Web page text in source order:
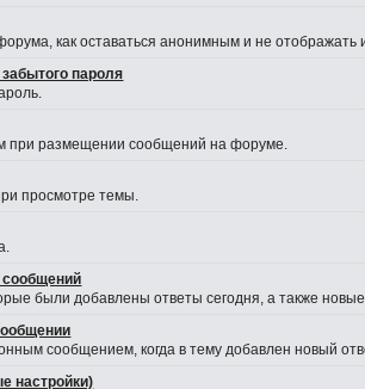
как оставаться анонимным и не
пароля
при размещении сообщений на форуме.
просмотре темы.
были добавлены ответы сегодня, а также
сообщением, когда в тему добавлен новый
настройки)